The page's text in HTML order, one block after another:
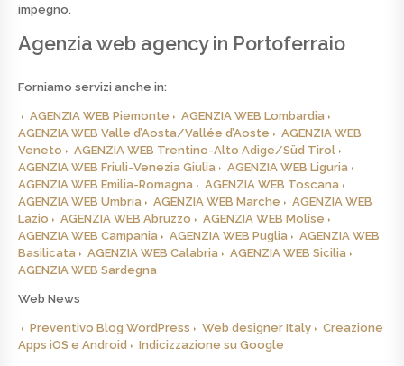
impegno.
Agenzia web agency in Portoferraio
Forniamo servizi anche in:
AGENZIA WEB Piemonte
AGENZIA WEB Lombardia
AGENZIA WEB Valle d’Aosta/Vallée d’Aoste
AGENZIA WEB
Veneto
AGENZIA WEB Trentino-Alto Adige/Süd Tirol
AGENZIA WEB Friuli-Venezia Giulia
AGENZIA WEB Liguria
AGENZIA WEB Emilia-Romagna
AGENZIA WEB Toscana
AGENZIA WEB Umbria
AGENZIA WEB Marche
AGENZIA WEB
Lazio
AGENZIA WEB Abruzzo
AGENZIA WEB Molise
AGENZIA WEB Campania
AGENZIA WEB Puglia
AGENZIA WEB
Basilicata
AGENZIA WEB Calabria
AGENZIA WEB Sicilia
AGENZIA WEB Sardegna
Web News
Preventivo Blog WordPress Web designer Italy
Creazione
Apps iOS e Android
Indicizzazione su Google